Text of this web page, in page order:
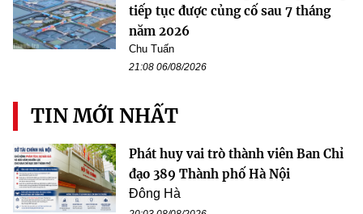
tiếp tục được củng cố sau 7 tháng
năm 2026
Chu Tuấn
21:08 06/08/2026
TIN MỚI NHẤT
Phát huy vai trò thành viên Ban Chỉ
đạo 389 Thành phố Hà Nội
Đông Hà